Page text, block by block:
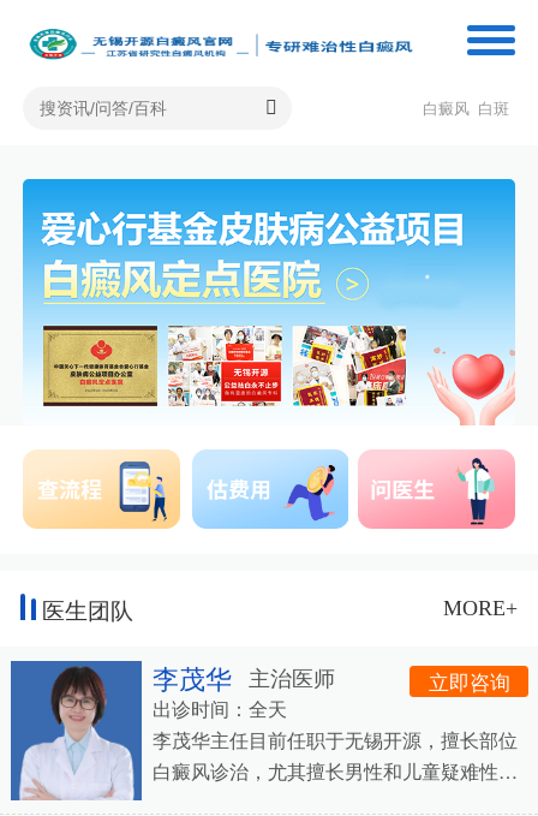
白癜风 白斑
医生团队 MORE+
李茂华 主治医师
出诊时间：全天
李茂华主任目前任职于无锡开源，擅长部位
白癜风诊治，尤其擅长男性和儿童疑难性白
立即咨询